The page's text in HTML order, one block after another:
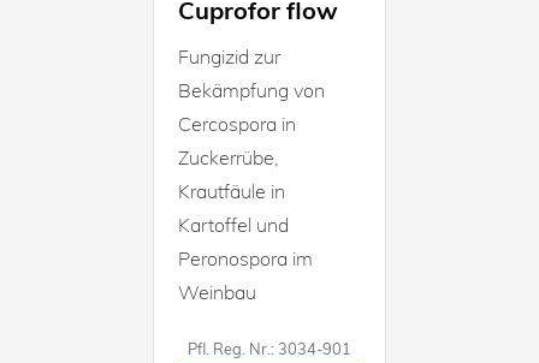
Cuprofor flow
Fungizid zur
Bekämpfung von
Cercospora in
Zuckerrübe,
Krautfäule in
Kartoffel und
Peronospora im
Weinbau
Pfl. Reg. Nr.: 3034-901